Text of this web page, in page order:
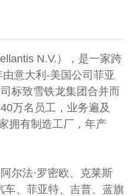
N.V.），是一家跨
意大利-美国公司菲亚
标致雪铁龙集团合并而
万名员工，业务遍及
拥有制造工厂，年产
尔法·罗密欧、克莱斯
车、菲亚特、吉普、蓝旗